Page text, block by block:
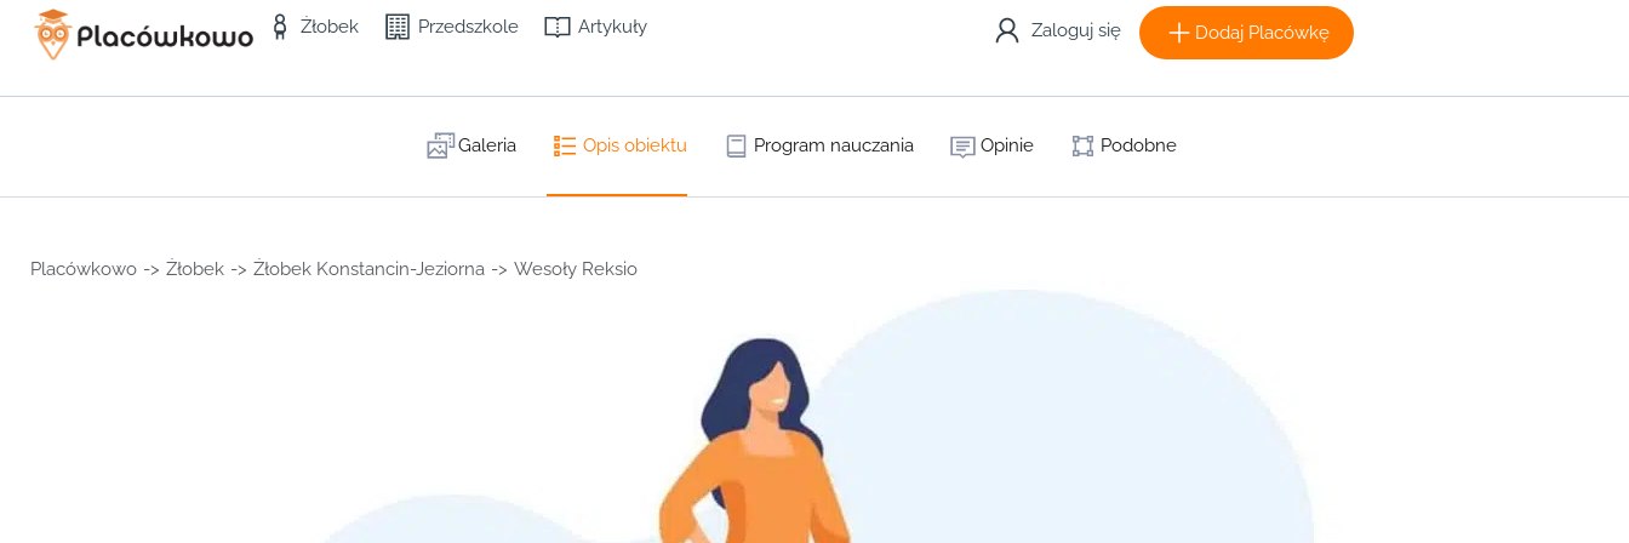
Żłobek Przedszkole Artykuły Zaloguj się Dodaj Placówkę
Galeria Opis obiektu Program nauczania Opinie Podobne
Placówkowo -> Żłobek -> Żłobek Konstancin-Jeziorna -> Wesoły Reksio